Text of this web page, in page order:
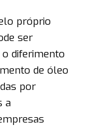
próprio
ser
diferimento
de óleo
por
a